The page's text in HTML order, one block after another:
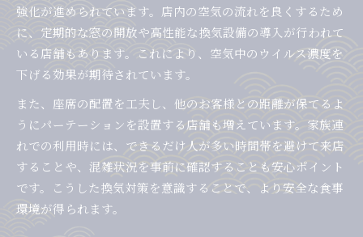
強化が進められています。店内の空気の流れを良くするため
に、定期的な窓の開放や高性能な換気設備の導入が行われて
いる店舗もあります。これにより、空気中のウイルス濃度を
下げる効果が期待されています。
また、座席の配置を工夫し、他のお客様との距離が保てるよ
うにパーテーションを設置する店舗も増えています。家族連
れでの利用時には、できるだけ人が多い時間帯を避けて来店
することや、混雑状況を事前に確認することも安心ポイント
です。こうした換気対策を意識することで、より安全な食事
環境が得られます。